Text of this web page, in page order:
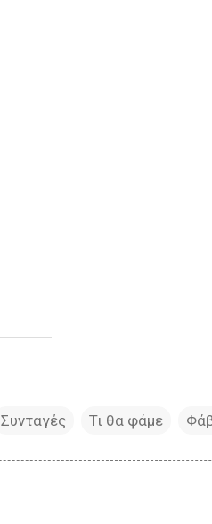
Συνταγές Τι θα φάμε